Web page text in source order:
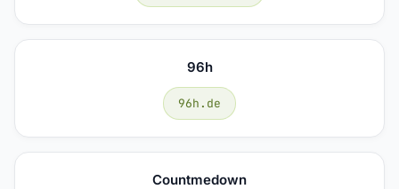
96h
96h.de
Countmedown